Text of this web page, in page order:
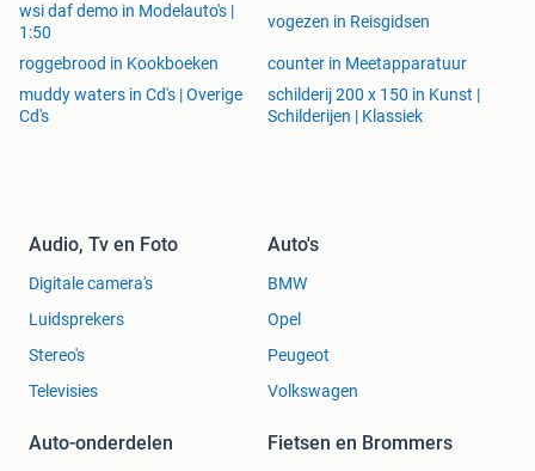
wsi daf demo in Modelauto's |
1:50
vogezen in Reisgidsen
roggebrood in Kookboeken
counter in Meetapparatuur
muddy waters in Cd's | Overige
Cd's
schilderij 200 x 150 in Kunst |
Schilderijen | Klassiek
Audio, Tv en Foto
Digitale camera's
Luidsprekers
Stereo's
Televisies
Auto's
BMW
Opel
Peugeot
Volkswagen
Auto-onderdelen Fietsen en Brommers